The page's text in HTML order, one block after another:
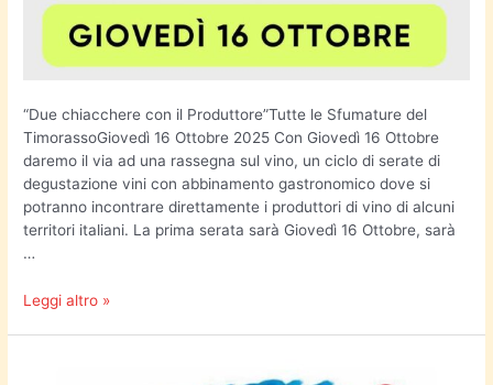
“Due chiacchere con il Produttore”Tutte le Sfumature del
TimorassoGiovedì 16 Ottobre 2025 Con Giovedì 16 Ottobre
daremo il via ad una rassegna sul vino, un ciclo di serate di
degustazione vini con abbinamento gastronomico dove si
potranno incontrare direttamente i produttori di vino di alcuni
territori italiani. La prima serata sarà Giovedì 16 Ottobre, sarà
…
Leggi altro »